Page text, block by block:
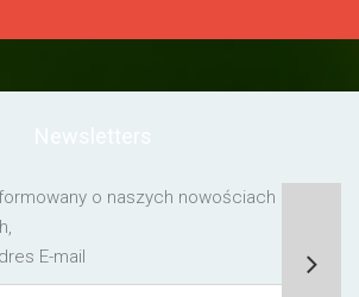
o naszych nowościach lub o
E-mail